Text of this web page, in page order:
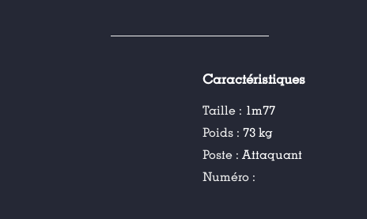
Caractéristiques
Taille : 1m77
Poids :73 kg
Poste :Attaquant
Numéro :